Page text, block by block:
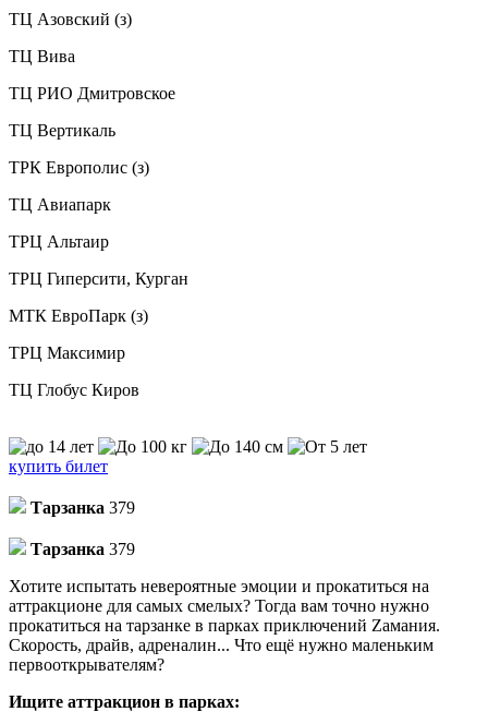
ТЦ Азовский (з)
ТЦ Вива
ТЦ РИО Дмитровское
ТЦ Вертикаль
ТРК Европолис (з)
ТЦ Авиапарк
ТРЦ Альтаир
ТРЦ Гиперсити, Курган
МТК ЕвроПарк (з)
ТРЦ Максимир
ТЦ Глобус Киров
купить билет
Тарзанка 379
Тарзанка 379
Хотите испытать невероятные эмоции и прокатиться на
аттракционе для самых смелых? Тогда вам точно нужно
прокатиться на тарзанке в парках приключений Zамания.
Скорость, драйв, адреналин... Что ещё нужно маленьким
первооткрывателям?
Ищите аттракцион в парках: